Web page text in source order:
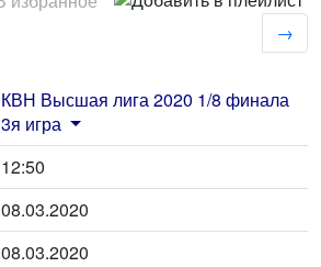
→
КВН Высшая лига 2020 1/8 финала
3я игра
12:50
08.03.2020
08.03.2020